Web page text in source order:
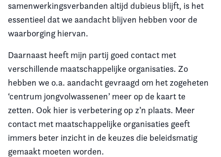
samenwerkingsverbanden altijd dubieus blijft, is het
essentieel dat we aandacht blijven hebben voor de
waarborging hiervan.
Daarnaast heeft mijn partij goed contact met
verschillende maatschappelijke organisaties. Zo
hebben we o.a. aandacht gevraagd om het zogeheten
‘centrum jongvolwassenen’ meer op de kaart te
zetten. Ook hier is verbetering op z’n plaats. Meer
contact met maatschappelijke organisaties geeft
immers beter inzicht in de keuzes die beleidsmatig
gemaakt moeten worden.